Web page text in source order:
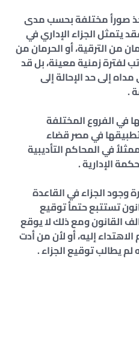
صورأ مختلفة بحسب مدى
يتمثل الجزاء الإداري في
من الترقية، أو الحرمان من
لفترة زمنية معينة، بل قد
إلى حد الإحالة إلى
.
في الفروع المختلفة
في مصر قضاء
في المحاكم التأديبية
الإدارية .
وجود الجزاء في القاعدة
تستتبع حتمأ توقيع
القانون ومع ذلك لا يوقع
إليه، أو لأن من أدت
لم يطالب توقيع الجزاء .